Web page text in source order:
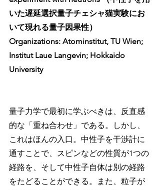
いた遅延選択量子チェシャ猫実験にお
いて現れる量子因果性）
Organizations: Atominstitut, TU Wien;
Institut Laue Langevin; Hokkaido
University
量子力学で最初に学ぶべきは、反直感
的な「重ね合わせ」である。しかし、
これはほんの入口。中性子を干渉計に
通すことで、スピンなどの性質が1つの
経路を、そして中性子自体は別の経路
をたどることができる。また、粒子が